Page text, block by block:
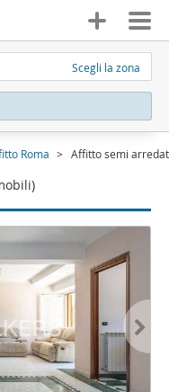
Scegli la zona
Roma Affitto semi